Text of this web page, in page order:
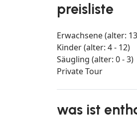
preisliste
Erwachsene (alter:
Kinder (alter: 4 - 12)
Säugling (alter: 0 - 3)
Private Tour
was ist